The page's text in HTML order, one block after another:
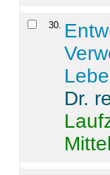
30.
Dr.